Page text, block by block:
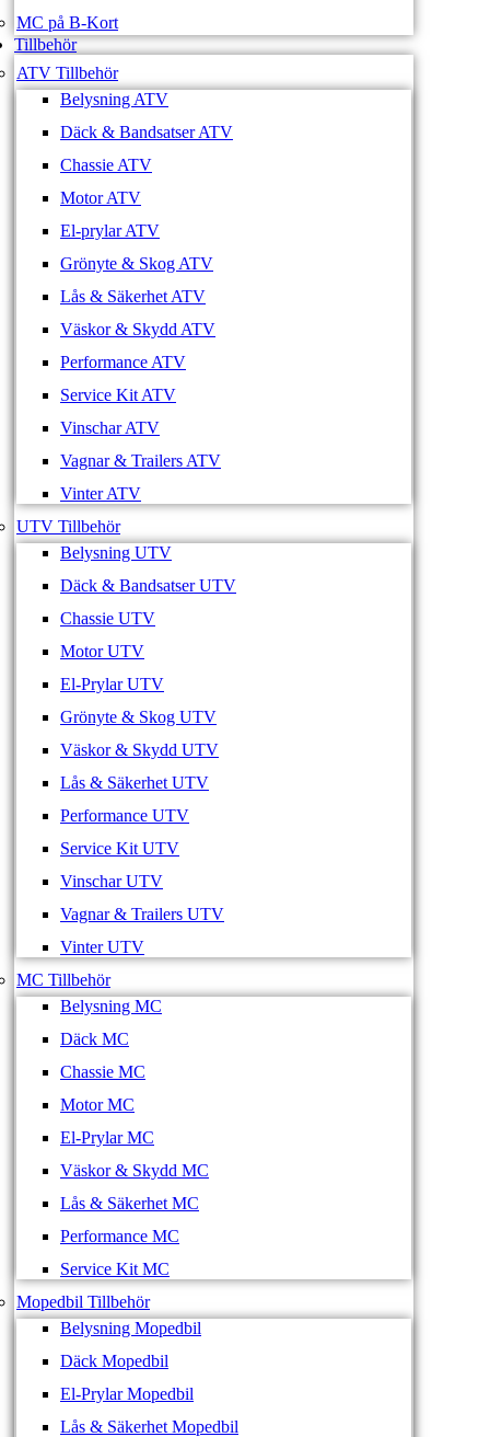
MC på B-Kort
Tillbehör
ATV Tillbehör
Belysning ATV
Däck & Bandsatser ATV
Chassie ATV
Motor ATV
El-prylar ATV
Grönyte & Skog ATV
Lås & Säkerhet ATV
Väskor & Skydd ATV
Performance ATV
Service Kit ATV
Vinschar ATV
Vagnar & Trailers ATV
Vinter ATV
UTV Tillbehör
Belysning UTV
Däck & Bandsatser UTV
Chassie UTV
Motor UTV
El-Prylar UTV
Grönyte & Skog UTV
Väskor & Skydd UTV
Lås & Säkerhet UTV
Performance UTV
Service Kit UTV
Vinschar UTV
Vagnar & Trailers UTV
Vinter UTV
MC Tillbehör
Belysning MC
Däck MC
Chassie MC
Motor MC
El-Prylar MC
Väskor & Skydd MC
Lås & Säkerhet MC
Performance MC
Service Kit MC
Mopedbil Tillbehör
Belysning Mopedbil
Däck Mopedbil
El-Prylar Mopedbil
Lås & Säkerhet Mopedbil